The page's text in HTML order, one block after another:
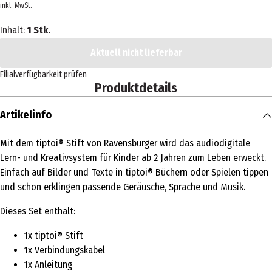
inkl. MwSt.
Inhalt: 1 Stk.
Aktuell nicht lieferbar
Filialverfügbarkeit prüfen
Produktdetails
Artikelinfo
Mit dem tiptoi® Stift von Ravensburger wird das audiodigitale
Lern- und Kreativsystem für Kinder ab 2 Jahren zum Leben erweckt.
Einfach auf Bilder und Texte in tiptoi® Büchern oder Spielen tippen
und schon erklingen passende Geräusche, Sprache und Musik.
Dieses Set enthält:
1x tiptoi® Stift
1x Verbindungskabel
1x Anleitung